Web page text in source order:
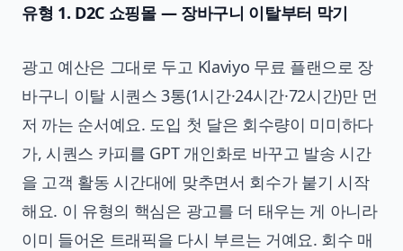
유형 1. D2C 쇼핑몰 — 장바구니 이탈부터 막기
광고 예산은 그대로 두고 Klaviyo 무료 플랜으로 장
바구니 이탈 시퀀스 3통(1시간·24시간·72시간)만 먼
저 까는 순서예요. 도입 첫 달은 회수량이 미미하다
가, 시퀀스 카피를 GPT 개인화로 바꾸고 발송 시간
을 고객 활동 시간대에 맞추면서 회수가 붙기 시작
해요. 이 유형의 핵심은 광고를 더 태우는 게 아니라
이미 들어온 트래픽을 다시 부르는 거예요. 회수 매